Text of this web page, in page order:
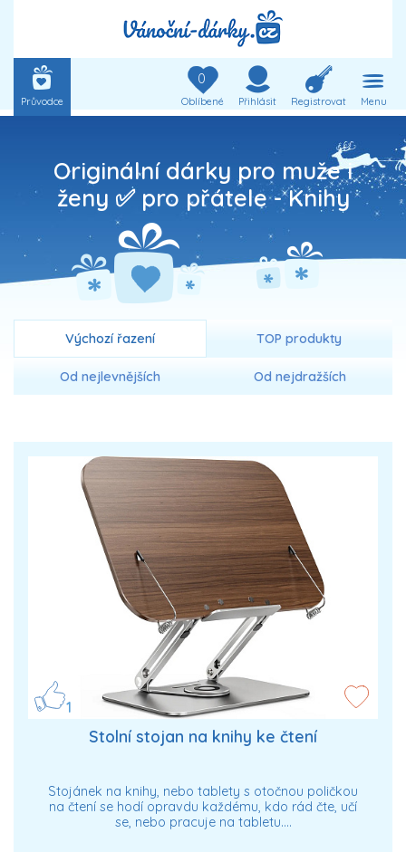
Průvodce
0
Oblíbené Přihlásit Registrovat Menu
Originální dárky pro muže i
ženy ✅ pro přátele -Knihy
Výchozí řazení TOP produkty
Od nejlevnějších Od nejdražších
1
Stolní stojan na knihy ke čtení
Stojánek na knihy, nebo tablety s otočnou poličkou
na čtení se hodí opravdu každému, kdo rád čte, učí
se, nebo pracuje na tabletu.…